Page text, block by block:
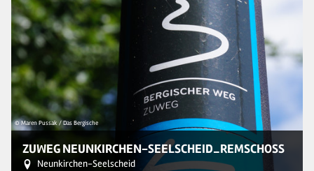
© Maren Pussak / Das Bergische
ZUWEG NEUNKIRCHEN-SEELSCHEID_REMSCHOSS
Neunkirchen-Seelscheid